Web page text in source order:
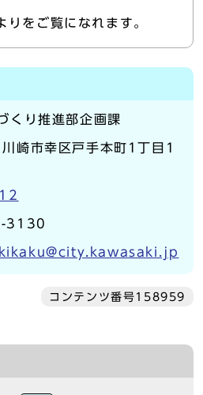
りをご覧になれます。
くり推進部企画課
崎市幸区戸手本町1丁目1
3130
コンテンツ番号158959